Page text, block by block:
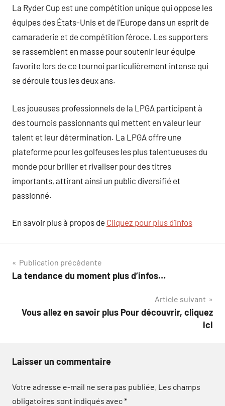
La Ryder Cup est une compétition unique qui oppose les
équipes des États-Unis et de l’Europe dans un esprit de
camaraderie et de compétition féroce. Les supporters
se rassemblent en masse pour soutenir leur équipe
favorite lors de ce tournoi particulièrement intense qui
se déroule tous les deux ans.
Les joueuses professionnels de la LPGA participent à
des tournois passionnants qui mettent en valeur leur
talent et leur détermination. La LPGA offre une
plateforme pour les golfeuses les plus talentueuses du
monde pour briller et rivaliser pour des titres
importants, attirant ainsi un public diversifié et
passionné.
En savoir plus à propos de Cliquez pour plus d’infos
Navigation
de
Publication précédente
La tendance du moment plus d’infos…
Article suivant
Vous allez en savoir plus Pour découvrir, cliquez
ici
Laisser un commentaire
Votre adresse e-mail ne sera pas publiée. Les champs
obligatoires sont indiqués avec*